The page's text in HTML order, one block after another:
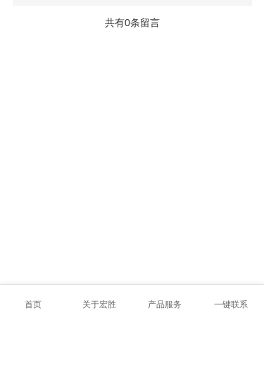
共有0条留言
首页 关于宏胜 产品服务 一键联系